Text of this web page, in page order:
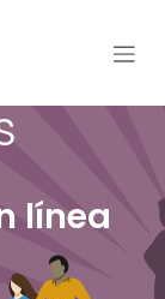
línea